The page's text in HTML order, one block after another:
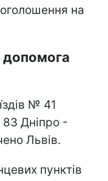
на
допомога
№ 41
Дніпро -
Львів.
пунктів